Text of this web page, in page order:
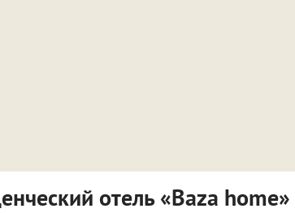
отель «Baza home»